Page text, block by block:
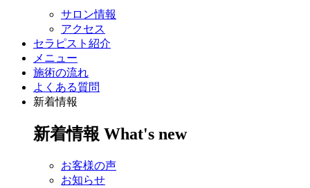
サロン情報
アクセス
セラピスト紹介
メニュー
施術の流れ
よくある質問
新着情報
新着情報 What's new
お客様の声
お知らせ